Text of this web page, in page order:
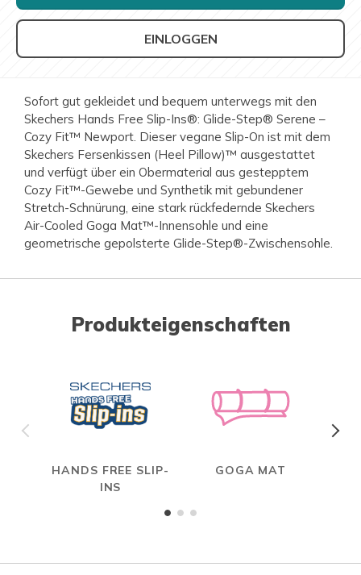
EINLOGGEN
Sofort gut gekleidet und bequem unterwegs mit den
Skechers Hands Free Slip-Ins®: Glide-Step® Serene –
Cozy Fit™ Newport. Dieser vegane Slip-On ist mit dem
Skechers Fersenkissen (Heel Pillow)™ ausgestattet
und verfügt über ein Obermaterial aus gestepptem
Cozy Fit™-Gewebe und Synthetik mit gebundener
Stretch-Schnürung, eine stark rückfedernde Skechers
Air-Cooled Goga Mat™-Innensohle und eine
geometrische gepolsterte Glide-Step®-Zwischensohle.
Produkteigenschaften
HANDS FREE SLIP-
INS
GOGA MAT